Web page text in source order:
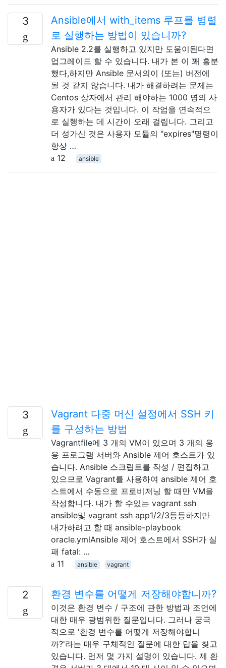
3
Ansible에서 with_items 루프를 병렬
로 실행하는 방법이 있습니까?
Ansible 2.2를 실행하고 있지만 도움이된다면
업그레이드 할 수 있습니다. 내가 본 이 꽤 흥분
했다,하지만 Ansible 문서의이 (또는) 버전에
될 것 같지 않습니다. 내가 해결하려는 문제는
Centos 상자에서 관리 해야하는 1000 명의 사
용자가 있다는 것입니다. 이 작업을 연속적으
로 실행하는 데 시간이 오래 걸립니다. 그리고
더 성가신 것은 사용자 모듈의 "expires"명령이
항상 …
12
ansible
3
Vagrant 다중 머신 설정에서 SSH 키
를 구성하는 방법
Vagrantfile에 3 개의 VM이 있으며 3 개의 응
용 프로그램 서버와 Ansible 제어 호스트가 있
습니다. Ansible 스크립트를 작성 / 편집하고
있으므로 Vagrant를 사용하여 ansible 제어 호
스트에서 수동으로 프로비저닝 할 때만 VM을
작성합니다. 내가 할 수있는 vagrant ssh
ansible및 vagrant ssh app1/2/3등등하지만
내가하려고 할 때 ansible-playbook
oracle.ymlAnsible 제어 호스트에서 SSH가 실
패 fatal: …
11
ansible vagrant
2 환경 변수를 어떻게 저장해야합니까?
이것은 환경 변수 / 구조에 관한 방법과 조언에
대한 매우 광범위한 질문입니다. 그러나 궁극
적으로 '환경 변수를 어떻게 저장해야합니
까?'라는 매우 구체적인 질문에 대한 답을 찾고
있습니다. 먼저 몇 가지 설명이 있습니다. 제 환